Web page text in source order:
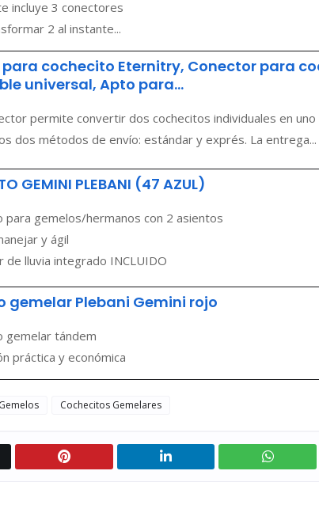
incluye 3 conectores
2 al instante...
cochecito Eternitry, Conector para
universal, Apto para...
permite convertir dos cochecitos individuales en uno
dos métodos de envío: estándar y exprés. La entrega...
GEMINI PLEBANI (47 AZUL)
para gemelos/hermanos con 2 asientos
y ágil
de lluvia integrado INCLUIDO
gemelar Plebani Gemini rojo
gemelar tándem
práctica y económica
Cochecitos Gemelares